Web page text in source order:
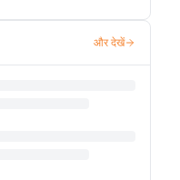
और देखें